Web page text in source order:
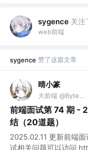
sygence 关注
web前端
sygence 赞了这篇文章
晴小篆
大前端 @ByteDance
前端面试第 74 期 -
结（20道题）
2025.02.11 更新前端
试相关问题可以访问